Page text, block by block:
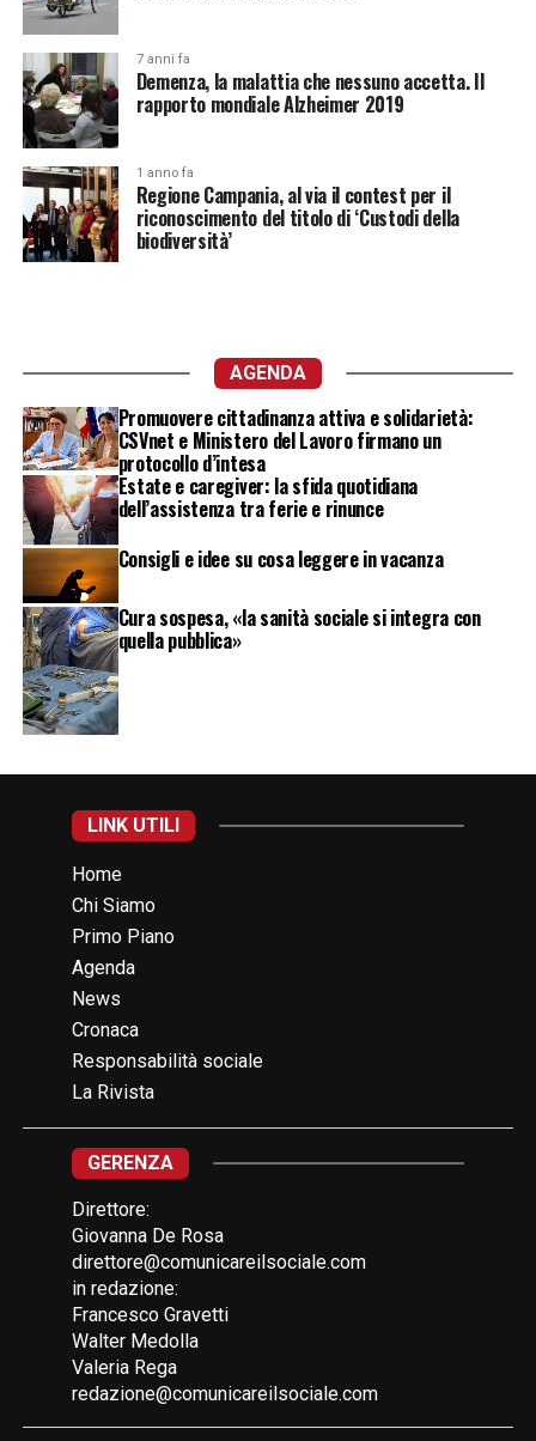
7 anni fa
Demenza, la malattia che nessuno accetta. Il
rapporto mondiale Alzheimer 2019
1 anno fa
Regione Campania, al via il contest per il
riconoscimento del titolo di ‘Custodi della
biodiversità’
AGENDA
Promuovere cittadinanza attiva e solidarietà:
CSVnet e Ministero del Lavoro firmano un
protocollo d’intesa
Estate e caregiver: la sfida quotidiana
dell’assistenza tra ferie e rinunce
Consigli e idee su cosa leggere in vacanza
Cura sospesa, «la sanità sociale si integra con
quella pubblica»
LINK UTILI
Home
Chi Siamo
Primo Piano
Agenda
News
Cronaca
Responsabilità sociale
La Rivista
GERENZA
Direttore:
Giovanna De Rosa
direttore@comunicareilsociale.com
in redazione:
Francesco Gravetti
Walter Medolla
Valeria Rega
redazione@comunicareilsociale.com